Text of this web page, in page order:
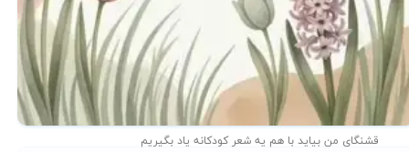
قشنگای من بيايد با هم یه شعر کودکانه ياد بگیریم